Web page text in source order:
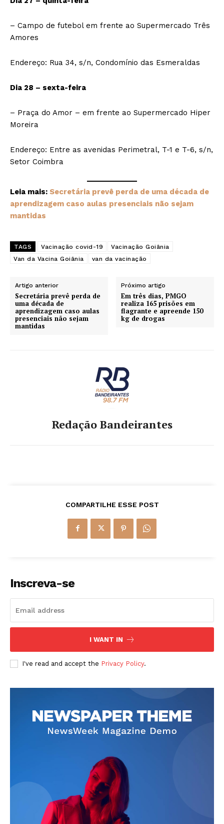
– Campo de futebol em frente ao Supermercado Três
Amores
Endereço: Rua 34, s/n, Condomínio das Esmeraldas
Dia 28 – sexta-feira
– Praça do Amor – em frente ao Supermercado Hiper
Moreira
Endereço: Entre as avenidas Perimetral, T-1 e T-6, s/n,
Setor Coimbra
Leia mais: Secretária prevê perda de uma década de
aprendizagem caso aulas presenciais não sejam
mantidas
TAGS Vacinação covid-19
Vacinação Goiânia
Van da Vacina Goiânia
van da vacinação
Artigo anterior
Secretária prevê perda de
uma década de
aprendizagem caso aulas
presenciais não sejam
mantidas
Próximo artigo
Em três dias, PMGO
realiza 165 prisões em
flagrante e apreende 150
kg de drogas
Redação Bandeirantes
COMPARTILHE ESSE POST
Inscreva-se
I WANT IN
I've read and accept the Privacy Policy.